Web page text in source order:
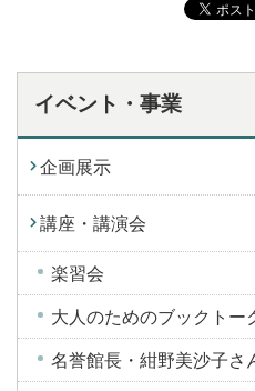
イベント・事業
企画展示
講座・講演会
楽習会
大人のためのブックトー
名誉館長・紺野美沙子さ